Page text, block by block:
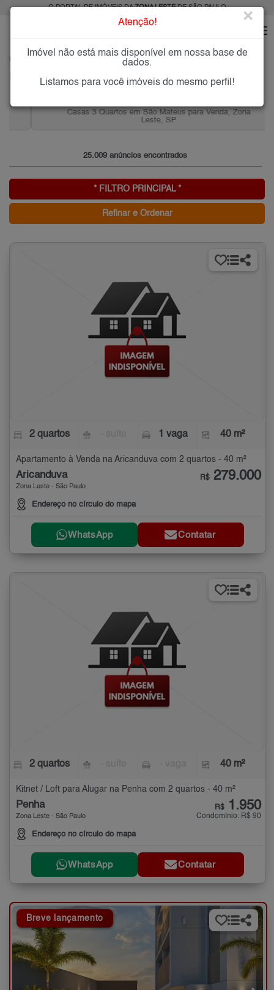
O PORTAL DE IMÓVEIS DAZONA LESTEDE SÃO PAULO
PESQUISA: Imóveis na Zona Leste de SP
Casas 3 Quartos em São Mateus para Venda, Zona
Leste, SP
25.009 anúncios encontrados
* FILTRO PRINCIPAL *
Refinar e Ordenar
2 quartos 1 vaga 40 m²
Apartamento à Venda na Aricanduva com 2 quartos - 40 m²
Aricanduva
Zona Leste - São Paulo
Endereço no círculo do mapa
R$ 279.000
WhatsApp Contatar
2 quartos 40 m²
Kitnet / Loft para Alugar na Penha com 2 quartos - 40 m²
Penha
Zona Leste - São Paulo
Endereço no círculo do mapa
R$ 1.950
Condomínio: R$ 90
WhatsApp Contatar
Breve lançamento
Atenção! ×
Imóvel não está mais disponível em nossa base de
dados.
Listamos para você imóveis do mesmo perfil!